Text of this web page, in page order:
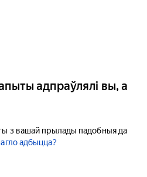
адпраўлялі вы, а
з вашай прылады падобныя да
адбыцца?